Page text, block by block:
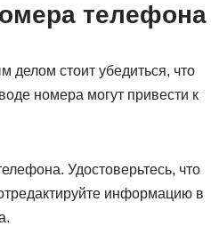
телефона
делом стоит убедиться, что
номера могут привести к
Удостоверьтесь, что
информацию в